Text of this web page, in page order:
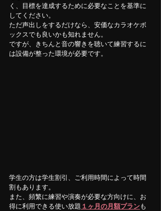
く、目標を達成するために必要なことを基準に
してください。
ただ声出しをするだけなら、安価なカラオケボ
ックスでも良いかも知れません。
ですが、きちんと音の響きを聴いて練習するに
は設備が整った環境が必要です。
学生の方は学生割引、ご利用時間によって時間
割もあります。
また、頻繁に練習や演奏が必要な方向けに、お
得に利用できる使い放題 １ヶ月の月額プランも